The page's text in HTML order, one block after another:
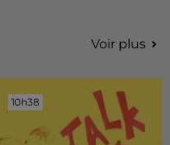
Voir plus
10h38
10h38